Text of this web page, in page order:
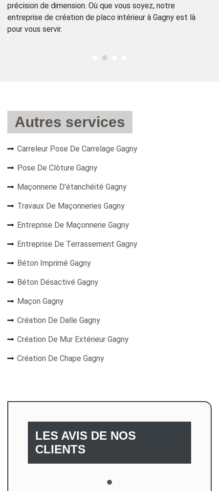
précision de dimension. Où que vous soyez, notre
entreprise de création de placo intérieur à Gagny est là
pour vous servir.
Autres services
Carreleur Pose De Carrelage Gagny
Pose De Clôture Gagny
Maçonnerie D'étanchéité Gagny
Travaux De Maçonneries Gagny
Entreprise De Maçonnerie Gagny
Entreprise De Terrassement Gagny
Béton Imprimé Gagny
Béton Désactivé Gagny
Maçon Gagny
Création De Dalle Gagny
Création De Mur Extérieur Gagny
Création De Chape Gagny
LES AVIS DE NOS
CLIENTS